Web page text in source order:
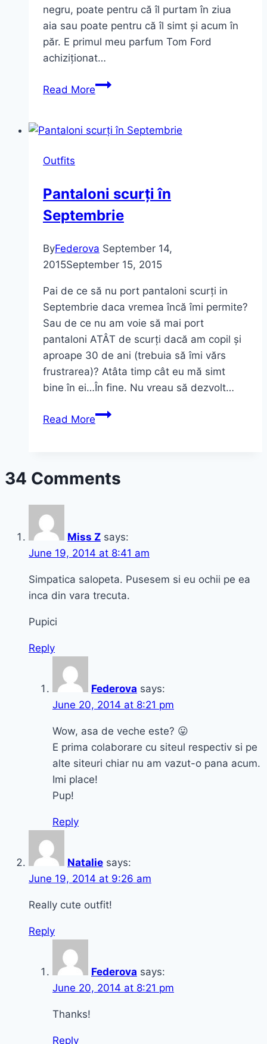
negru, poate pentru că îl purtam în ziua
aia sau poate pentru că îl simt și acum în
păr. E primul meu parfum Tom Ford
achiziționat…
Read MoreBlack
Outfits
Pantaloni scurți în
Septembrie
ByFederova September 14,
2015September 15, 2015
Pai de ce să nu port pantaloni scurți in
Septembrie daca vremea încă îmi permite?
Sau de ce nu am voie să mai port
pantaloni ATÂT de scurți dacă am copil și
aproape 30 de ani (trebuia să îmi vărs
frustrarea)? Atâta timp cât eu mă simt
bine în ei…În fine. Nu vreau să dezvolt…
Read MorePantaloni
34 Comments
Miss Z says:
June 19, 2014 at 8:41 am
Simpatica salopeta. Pusesem si eu ochii pe ea
inca din vara trecuta.
Pupici
Reply
Federova says:
June 20, 2014 at 8:21 pm
Wow, asa de veche este? 😛
E prima colaborare cu siteul respectiv si pe
alte siteuri chiar nu am vazut-o pana acum.
Imi place!
Pup!
Reply
Natalie says:
June 19, 2014 at 9:26 am
Really cute outfit!
Reply
Federova says:
June 20, 2014 at 8:21 pm
Thanks!
Reply